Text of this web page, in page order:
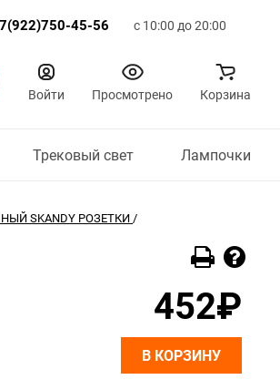
45-56 с 10:00 до 20:00
Войти Просмотрено Корзина
Трековый свет Лампочки
SKANDY РОЗЕТКИ /
452₽
В КОРЗИНУ